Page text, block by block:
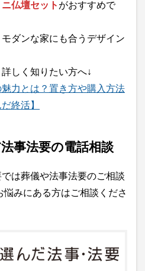
ニ仏壇セット がおすすめで
ダンな家にも合うデザイン
しく知りたい方へ↓
力とは？置き方や購入方法
終活】
事法要の電話相談
は葬儀や法事法要のご相談
みにある方はご相談くださ